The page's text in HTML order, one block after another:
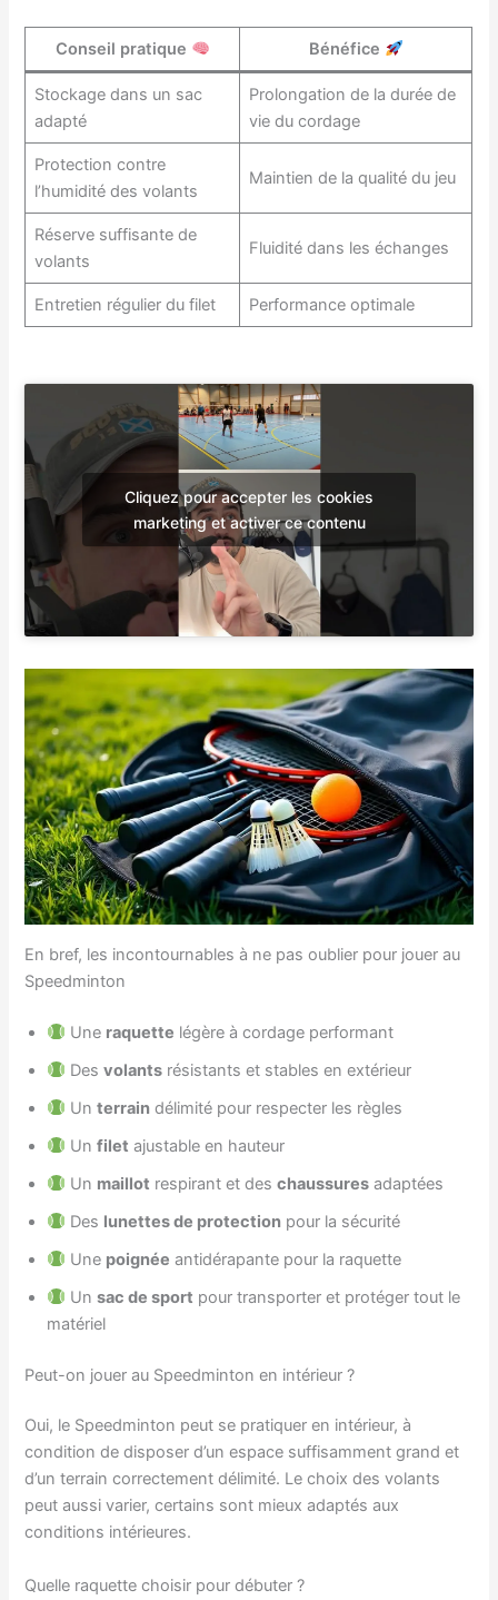
Conseil pratique Bénéfice
Stockage dans un sac
adapté
Prolongation de la durée de
vie du cordage
Protection contre
l’humidité des volants
Maintien de la qualité du jeu
Réserve suffisante de
volants
Fluidité dans les échanges
Entretien régulier du filet Performance optimale
Cliquez pour accepter les cookies
marketing et activer ce contenu
En bref, les incontournables à ne pas oublier pour jouer au
Speedminton
Une raquette légère à cordage performant
Desvolants résistants et stables en extérieur
Unterrain délimité pour respecter les règles
Unfilet ajustable en hauteur
Un maillot respirant et deschaussures adaptées
Des lunettes de protection pour la sécurité
Une poignée antidérapante pour la raquette
Unsac de sport pour transporter et protéger tout le
matériel
Peut-on jouer au Speedminton en intérieur ?
Oui, le Speedminton peut se pratiquer en intérieur, à
condition de disposer d’un espace suffisamment grand et
d’un terrain correctement délimité. Le choix des volants
peut aussi varier, certains sont mieux adaptés aux
conditions intérieures.
Quelle raquette choisir pour débuter ?